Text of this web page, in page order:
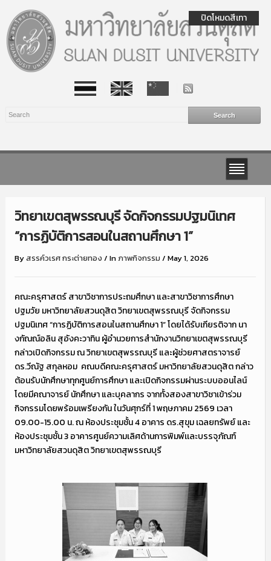
วิทยาเขตสุพรรณบุรี จัดกิจกรรมปฐมนิเทศ
“การฏิบัติการสอนในสถานศึกษา 1”
Byสรรค์วเรศ กระต่ายทอง / Inภาพกิจกรรม / May 1, 2026
คณะครุศาสตร์ สาขาวิชาการประถมศึกษา และสาขาวิชาการศึกษา
ปฐมวัย มหาวิทยาลัยสวนดุสิต วิทยาเขตสุพรรณบุรี จัดกิจกรรม
ปฐมนิเทศ “การฏิบัติการสอนในสถานศึกษา 1” โดยได้รับเกียรติจาก นา
งกัณณ์อลิน สุอังคะวาทิน ผู้อำนวยการสำนักงานวิทยาเขตสุพรรณบุรี
กล่าวเปิดกิจกรรม ณ วิทยาเขตสุพรรณบุรี และผู้ช่วยศาสตราจารย์
ดร.วีณัฐ สกุลหอม คณบดีคณะครุศาสตร์ มหาวิทยาลัยสวนดุสิต กล่าว
ต้อนรับนักศึกษาทุกศูนย์การศึกษา และเปิดกิจกรรมผ่านระบบออนไลน์
โดยมีคณาจารย์ นักศึกษา และบุคลากร จากทั้งสองสาขาวิชาเข้าร่วม
กิจกรรมโดยพร้อมเพรียงกัน ในวันศุกร์ที่ 1 พฤษภาคม 2569 เวลา
09.00-15.00 น. ณ ห้องประชุมชั้น 4 อาคาร ดร.สุขุม เฉลยทรัพย์ และ
ห้องประชุมชั้น 3 อาคารศูนย์ความเลิศด้านการพิมพ์เเละบรรจุภัณฑ์
มหาวิทยาลัยสวนดุสิต วิทยาเขตสุพรรณบุรี
ปิดโหมดสีเทา